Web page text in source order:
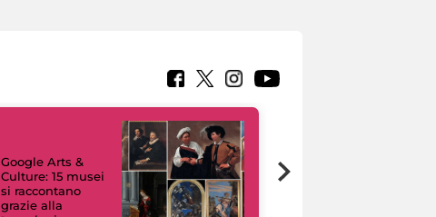
Google Arts &
Culture: 15 musei
si raccontano
grazie alla